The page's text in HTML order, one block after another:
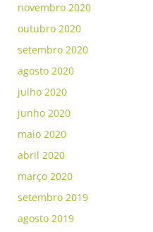
novembro 2020
outubro 2020
setembro 2020
agosto 2020
julho 2020
junho 2020
maio 2020
abril 2020
março 2020
setembro 2019
agosto 2019